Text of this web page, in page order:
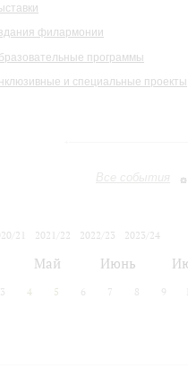
филармонии
программы
и специальные проекты
Все события
21 2021/22 2022/23
2023/24
Май Июнь
3 4 5 6 7 8 9